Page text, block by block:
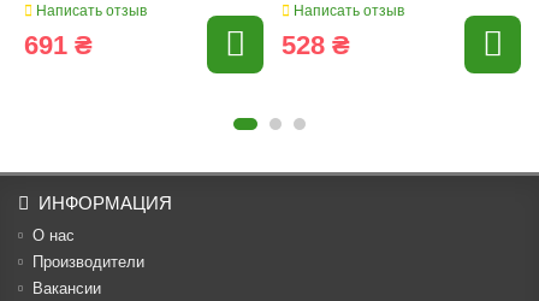
Написать отзыв
691 ₴
Написать отзыв
528 ₴
ИНФОРМАЦИЯ
О нас
Производители
Вакансии